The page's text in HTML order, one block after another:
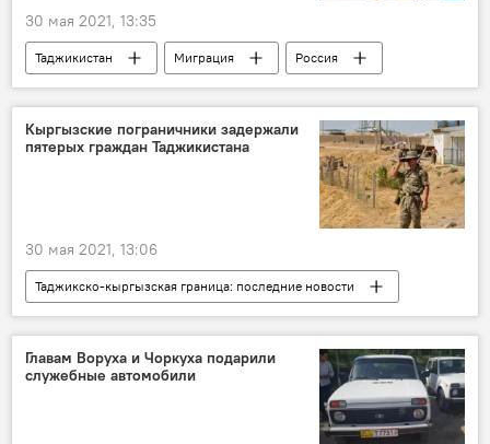
30 мая 2021, 13:35
Таджикистан Миграция
Россия
Новости мигрантов из Центральной Азии в России
Кыргызские пограничники задержали
пятерых граждан Таджикистана
30 мая 2021, 13:06
Таджикско-кыргызская граница: последние новости
Таджикистан
Общество
граница
Кыргызстан
Происшествия, ЧП, криминал
Главам Воруха и Чоркуха подарили
служебные автомобили